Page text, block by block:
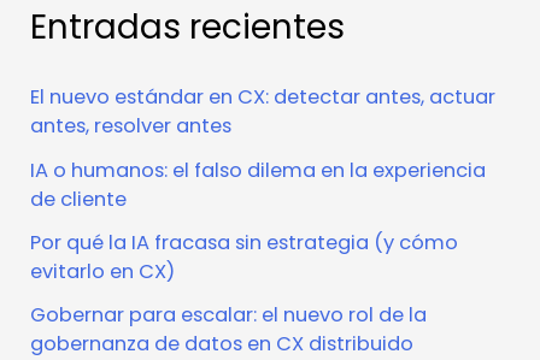
Entradas recientes
El nuevo estándar en CX: detectar antes, actuar
antes, resolver antes
IA o humanos: el falso dilema en la experiencia
de cliente
Por qué la IA fracasa sin estrategia (y cómo
evitarlo en CX)
Gobernar para escalar: el nuevo rol de la
gobernanza de datos en CX distribuido